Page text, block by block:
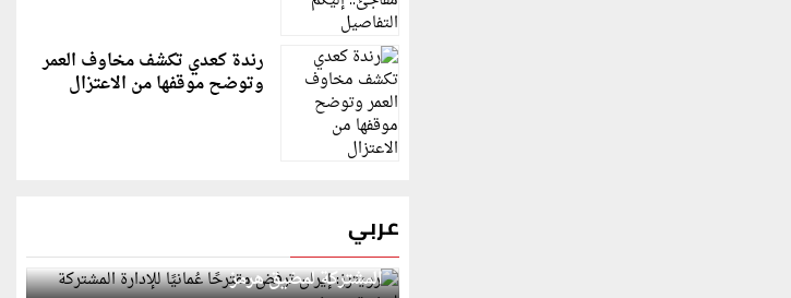
رندة كعدي تكشف مخاوف العمر
وتوضح موقفها من الاعتزال
عربي
رويترز: إيران ترفض مقترحًا عُمانيًا للإدارة
المشتركة لمضيق هرمز